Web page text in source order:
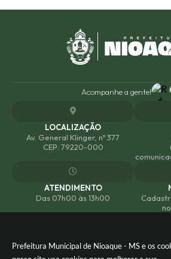
Prefeitura Municipal de Nioaque - MS e os
Acompanhe a gente!
LOCALIZAÇÃO
Av. General Klinger, nº 377
CEP: 79220-000
ATENDIMENTO
Das 07h00 às 13h00
Versão do Sistema:
3.5.3 -
Portal atualizado em: